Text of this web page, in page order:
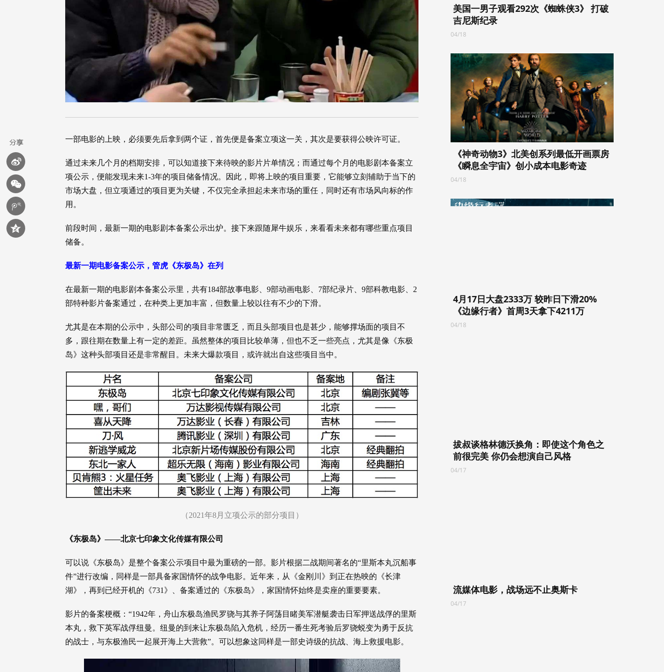
一部电影的上映，必须要先后拿到两个证，首先便是备案立项这一关，其次是要获得公映许可证。
通过未来几个月的档期安排，可以知道接下来待映的影片片单情况；而通过每个月的电影剧本备案立
项公示，便能发现未来1-3年的项目储备情况。因此，即将上映的项目重要，它能够立刻辅助于当下的
市场大盘，但立项通过的项目更为关键，不仅完全承担起未来市场的重任，同时还有市场风向标的作
用。
前段时间，最新一期的电影剧本备案公示出炉。接下来跟随犀牛娱乐，来看看未来都有哪些重点项目
储备。
最新一期电影备案公示，管虎《东极岛》在列
在最新一期的电影剧本备案公示里，共有184部故事电影、9部动画电影、7部纪录片、9部科教电影、2
部特种影片备案通过，在种类上更加丰富，但数量上较以往有不少的下滑。
尤其是在本期的公示中，头部公司的项目非常匮乏，而且头部项目也是甚少，能够撑场面的项目不
多，跟往期在数量上有一定的差距。虽然整体的项目比较单薄，但也不乏一些亮点，尤其是像《东极
岛》这种头部项目还是非常醒目。未来大爆款项目，或许就出自这些项目当中。
（2021年8月立项公示的部分项目）
《东极岛》——北京七印象文化传媒有限公司
可以说《东极岛》是整个备案公示项目中最为重磅的一部。影片根据二战期间著名的“里斯本丸沉船事
件”进行改编，同样是一部具备家国情怀的战争电影。近年来，从《金刚川》到正在热映的《长津
湖》，再到已经开机的《731》、备案通过的《东极岛》，家国情怀始终是卖座的重要要素。
影片的备案梗概：“1942年，舟山东极岛渔民罗骁与其养子阿荡目睹美军潜艇袭击日军押送战俘的里斯
本丸，救下英军战俘纽曼。纽曼的到来让东极岛陷入危机，经历一番生死考验后罗骁蜕变为勇于反抗
的战士，与东极渔民一起展开海上大营救”。可以想象这同样是一部史诗级的抗战、海上救援电影。
美国一男子观看292次《蜘蛛侠3》 打破
吉尼斯纪录
04/18
《神奇动物3》北美创系列最低开画票房
《瞬息全宇宙》创小成本电影奇迹
04/18
4月17日大盘2333万 较昨日下滑20%
《边缘行者》首周3天拿下4211万
04/18
拔叔谈格林德沃换角：即使这个角色之
前很完美 你仍会想演自己风格
04/17
流媒体电影，战场远不止奥斯卡
04/17